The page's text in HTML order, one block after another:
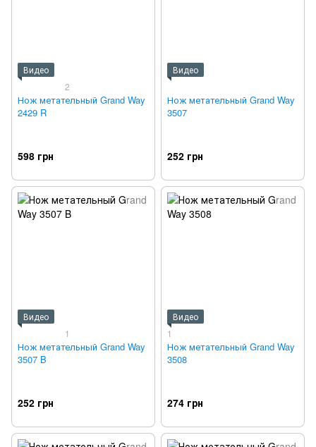
Видео
2
Нож метательный Grand Way
2429 R
598 грн
Видео
Нож метательный Grand Way
3507
252 грн
Видео
1
Нож метательный Grand Way
3507 B
252 грн
Видео
1
Нож метательный Grand Way
3508
274 грн